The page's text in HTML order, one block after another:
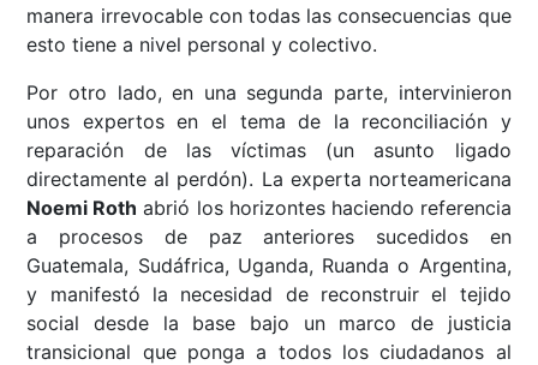
manera irrevocable con todas las consecuencias que
esto tiene a nivel personal y colectivo.
Por otro lado, en una segunda parte, intervinieron
unos expertos en el tema de la reconciliación y
reparación de las víctimas (un asunto ligado
directamente al perdón). La experta norteamericana
Noemi Roth abrió los horizontes haciendo referencia
a procesos de paz anteriores sucedidos en
Guatemala, Sudáfrica, Uganda, Ruanda o Argentina,
y manifestó la necesidad de reconstruir el tejido
social desde la base bajo un marco de justicia
transicional que ponga a todos los ciudadanos al